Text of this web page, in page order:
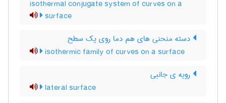
isothermal conjugate system of curves on a
surface
دسته منحنی های هم دما روی یک سطح
isothermic family of curves on a surface
رویه ی جانبی
lateral surface